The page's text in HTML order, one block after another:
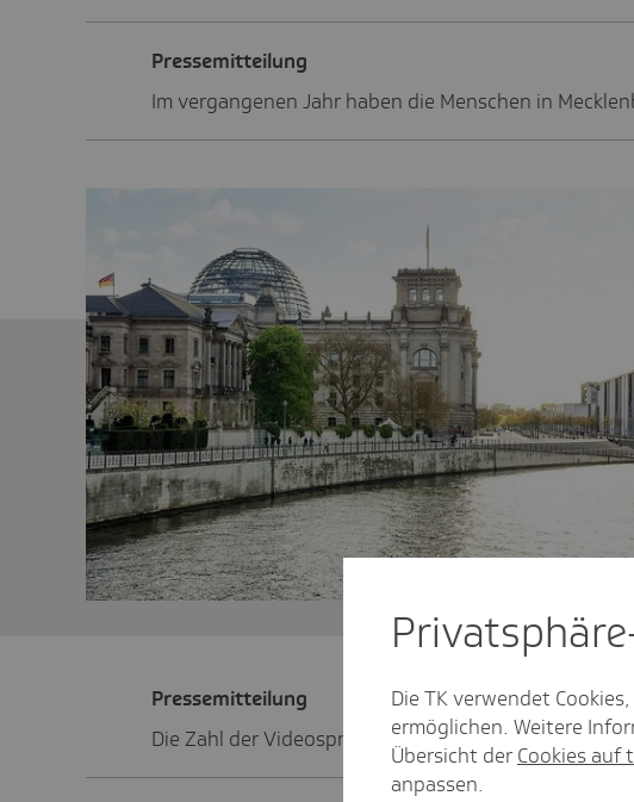
Pres­se­mit­tei­lung
Im vergangenen Jahr haben die Menschen in
Pres­se­mit­tei­lung
Die Zahl der Videosprechstunden ist im Saarland
Die TK verwendet
ermöglichen. Weitere
Übersicht der Cookies auf
anpassen.